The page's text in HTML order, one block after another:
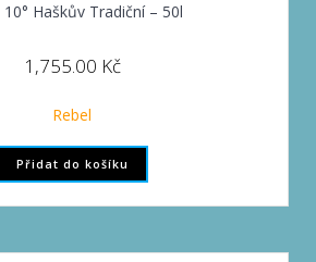
10° Haškův Tradiční – 50l
1,755.00 Kč
Rebel
Přidat do košíku